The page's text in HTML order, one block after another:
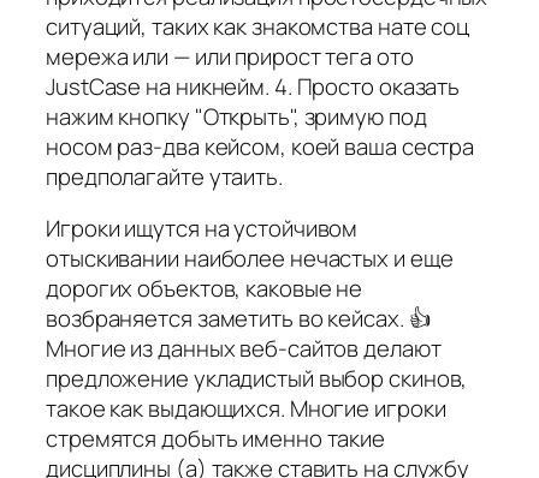
ситуаций, таких как знакомства нате соц
мережа или — или прирост тега ото
JustCase на никнейм. 4. Просто оказать
нажим кнопку "Открыть", зримую под
носом раз-два кейсом, коей ваша сестра
предполагайте утаить.
Игроки ищутся на устойчивом
отыскивании наиболее нечастых и еще
дорогих объектов, каковые не
возбраняется заметить во кейсах. 👍
Многие из данных веб-сайтов делают
предложение укладистый выбор скинов,
такое как выдающихся. Многие игроки
стремятся добыть именно такие
дисциплины (а) также ставить на службу